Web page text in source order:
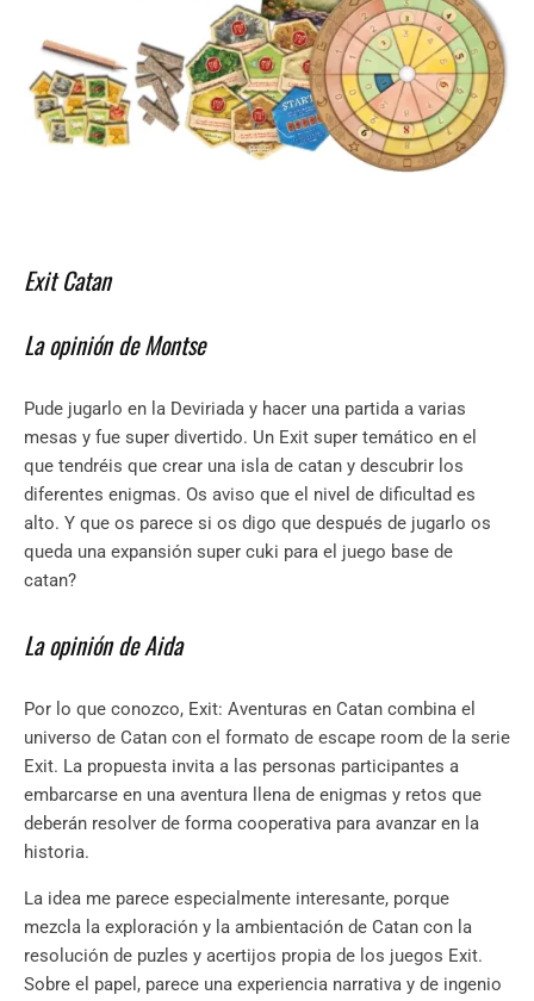
Exit Catan
La opinión de Montse
Pude jugarlo en la Deviriada y hacer una partida a varias
mesas y fue super divertido. Un Exit super temático en el
que tendréis que crear una isla de catan y descubrir los
diferentes enigmas. Os aviso que el nivel de dificultad es
alto. Y que os parece si os digo que después de jugarlo os
queda una expansión super cuki para el juego base de
catan?
La opinión de Aida
Por lo que conozco, Exit: Aventuras en Catan combina el
universo de Catan con el formato de escape room de la serie
Exit. La propuesta invita a las personas participantes a
embarcarse en una aventura llena de enigmas y retos que
deberán resolver de forma cooperativa para avanzar en la
historia.
La idea me parece especialmente interesante, porque
mezcla la exploración y la ambientación de Catan con la
resolución de puzles y acertijos propia de los juegos Exit.
Sobre el papel, parece una experiencia narrativa y de ingenio